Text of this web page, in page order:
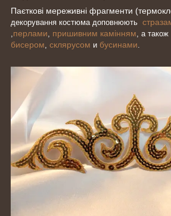
Паєткові мереживні фрагменти
декорування костюма доповнюють
перлами пришивним камінням , а також
бисером склярусом и бусинами